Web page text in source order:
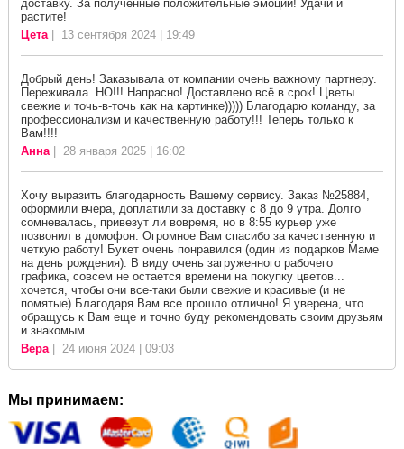
доставку. За полученные положительные эмоции! Удачи и
растите!
Цета| 13 сентября 2024 | 19:49
Добрый день! Заказывала от компании очень важному партнеру.
Переживала. НО!!! Напрасно! Доставлено всё в срок! Цветы
свежие и точь-в-точь как на картинке))))) Благодарю команду, за
профессионализм и качественную работу!!! Теперь только к
Вам!!!!
Анна| 28 января 2025 | 16:02
Хочу выразить благодарность Вашему сервису. Заказ №25884,
оформили вчера, доплатили за доставку с 8 до 9 утра. Долго
сомневалась, привезут ли вовремя, но в 8:55 курьер уже
позвонил в домофон. Огромное Вам спасибо за качественную и
четкую работу! Букет очень понравился (один из подарков Маме
на день рождения). В виду очень загруженного рабочего
графика, совсем не остается времени на покупку цветов...
хочется, чтобы они все-таки были свежие и красивые (и не
помятые) Благодаря Вам все прошло отлично! Я уверена, что
обращусь к Вам еще и точно буду рекомендовать своим друзьям
и знакомым.
Вера| 24 июня 2024 | 09:03
Мы принимаем: